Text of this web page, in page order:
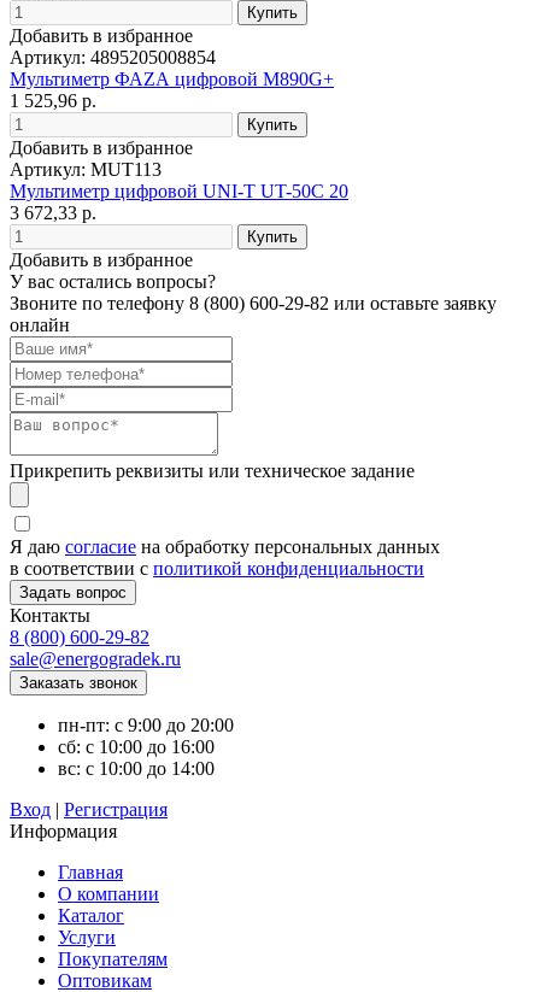
Добавить в избранное
Артикул: 4895205008854
Мультиметр ФАZА цифровой M890G+
1 525,96 р.
Добавить в избранное
Артикул: MUT113
Мультиметр цифровой UNI-T UT-50C 20
3 672,33 р.
Добавить в избранное
У вас остались вопросы?
Звоните по телефону 8 (800) 600-29-82 или оставьте заявку
онлайн
Прикрепить реквизиты или техническое задание
Я даю согласие на обработку персональных данных
в соответствии с политикой конфиденциальности
Контакты
8 (800) 600-29-82
sale@energogradek.ru
пн-пт: с 9:00 до 20:00
сб: с 10:00 до 16:00
вс: с 10:00 до 14:00
Вход | Регистрация
Информация
Главная
О компании
Каталог
Услуги
Покупателям
Оптовикам